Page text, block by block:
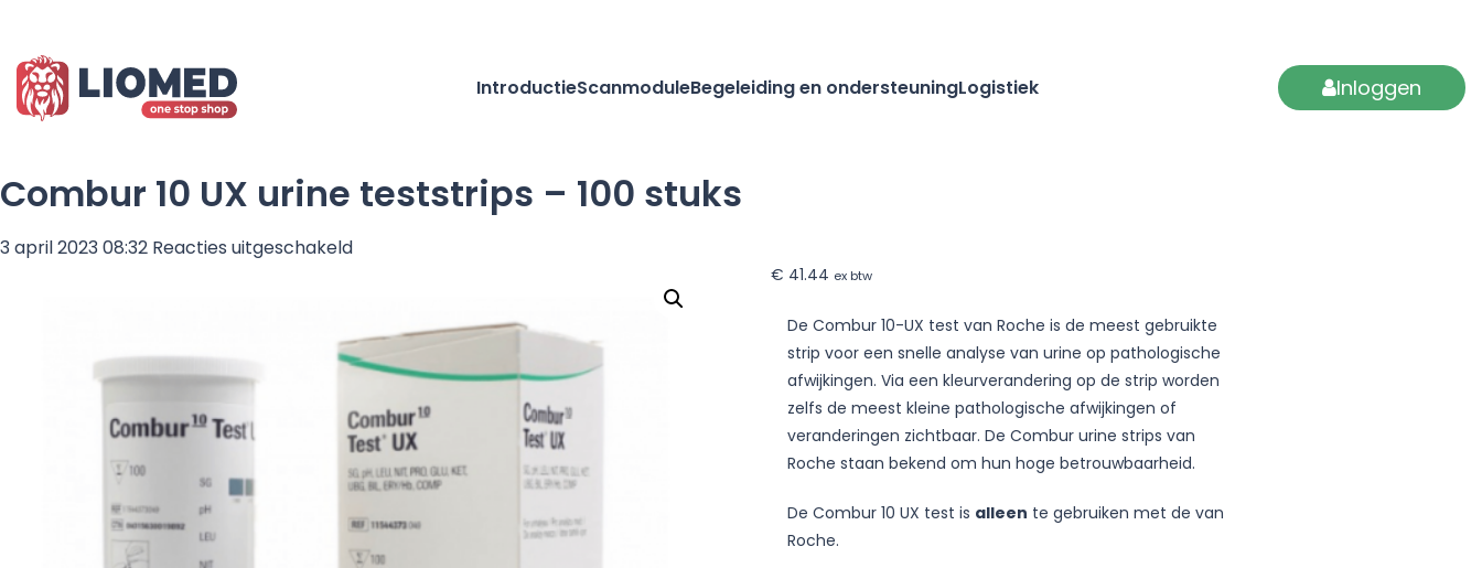
IntroductieScanmoduleBegeleiding en ondersteuningLogistiek Inloggen
Combur 10 UX urine teststrips – 100 stuks
3 april 2023 08:32 Reacties uitgeschakeldvoor
urine
teststrips
–
100
stuks
€ 41.44 ex btw
De Combur 10-UX test van Roche is de meest gebruikte
strip voor een snelle analyse van urine op pathologische
afwijkingen. Via een kleurverandering op de strip worden
zelfs de meest kleine pathologische afwijkingen of
veranderingen zichtbaar. De Combur urine strips van
Roche staan bekend om hun hoge betrouwbaarheid.
De Combur 10 UX test is alleen te gebruiken met de van
Roche.